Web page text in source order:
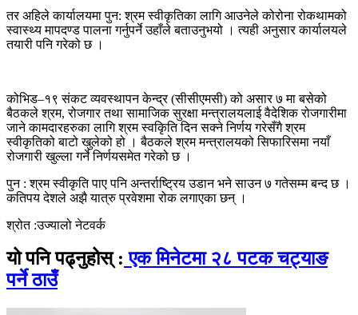
तर अहिले कार्यालयमा पुन: श्रम स्वीकृतिका लागि आउनेले कोरोना रोकथामको
स्वास्थ्य मापदण्ड पालना गर्नुपर्ने उहाँले बताउनुभयो । त्यही अनुसार कार्यालयले
तयारी पनि गरेको छ ।
कोभिड–१९ संकट व्यवस्थापन केन्द्र (सीसीएमसी) को असार ७ मा बसेको
बैठकले श्रम, रोजगार तथा सामाजिक सुरक्षा मन्त्रालयलाई वैदेशिक रोजगारीमा
जाने कामदारहरुका लागि श्रम स्वकिृति दिन सक्ने निर्णय गरेसँगै श्रम
स्वीकृतिको बाटो खुलेको हो । बैठकले श्रम मन्त्रालयको सिफारिसमा नयाँ
रोजगारी खुल्ला गर्ने निर्णयसमेत गरेको छ ।
पुन : श्रम स्वीकृति पाए पनि अन्तर्राष्ट्रिय उडान भने साउन ७ गतेसम्म बन्द छ ।
कतिपय देशले अझै यात्रु प्रवेशमा रोक लगाएका छन् ।
श्रोत :उज्यालो नेटवर्क
यो पनि पढ्नुहोस् : एक मिनेटमा २८ पटक चट्याङ
पर्ने ठाउँ